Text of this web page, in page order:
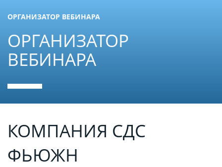
ОРГАНИЗАТОР ВЕБИНАРА
ОРГАНИЗАТОР
ВЕБИНАРА
КОМПАНИЯ СДС
ФЬЮЖН